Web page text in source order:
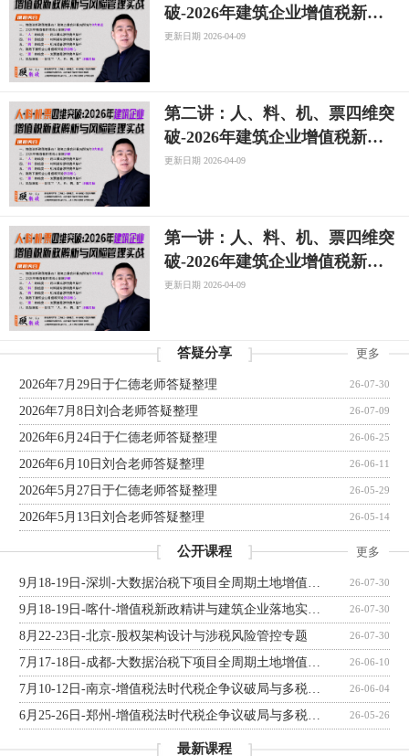
破-2026年建筑企业增值税新政
解析与风险管理实战专题
更新日期 2026-04-09
第二讲：人、料、机、票四维突
破-2026年建筑企业增值税新政
解析与风险管理实战专题
更新日期 2026-04-09
第一讲：人、料、机、票四维突
破-2026年建筑企业增值税新政
解析与风险管理实战专题
更新日期 2026-04-09
答疑分享 更多
2026年7月29日于仁德老师答疑整理 26-07-30
2026年7月8日刘合老师答疑整理 26-07-09
2026年6月24日于仁德老师答疑整理 26-06-25
2026年6月10日刘合老师答疑整理 26-06-11
2026年5月27日于仁德老师答疑整理 26-05-29
2026年5月13日刘合老师答疑整理 26-05-14
公开课程 更多
26-07-30
26-07-30
8月22-23日-北京-股权架构设计与涉税风险管控专题 26-07-30
26-06-10
26-06-04
26-05-26
最新课程